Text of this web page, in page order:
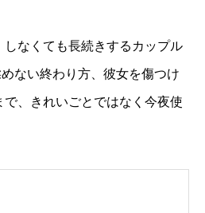
なくても長続きするカップル
ない終わり方、彼女を傷つけ
、きれいごとではなく今夜使